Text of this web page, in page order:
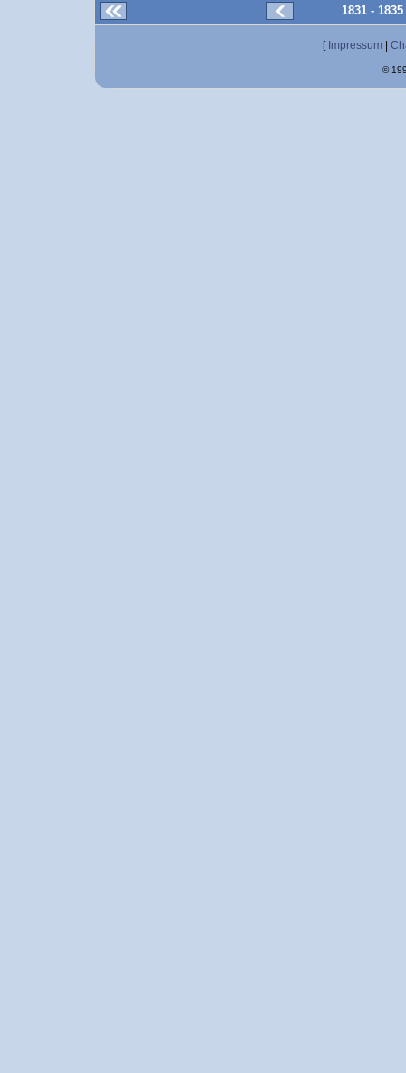
1831 -
[ Impressum
©